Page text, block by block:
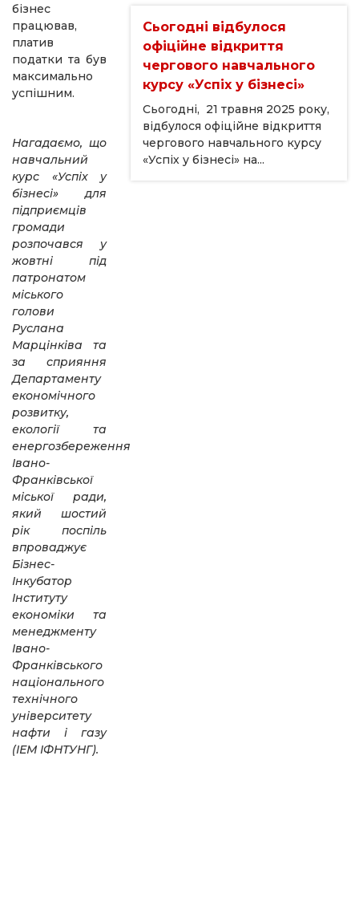
бізнес
працював,
платив
податки та був
максимально
успішним.
Нагадаємо, що
навчальний
курс «Успіх у
бізнесі» для
підприємців
громади
розпочався у
жовтні під
патронатом
міського
голови
Руслана
Марцінківа та
за сприяння
Департаменту
економічного
розвитку,
екології та
енергозбереження
Івано-
Франківської
міської ради,
який шостий
рік поспіль
впроваджує
Бізнес-
Інкубатор
Інституту
економіки та
менеджменту
Івано-
Франківського
національного
технічного
університету
нафти і газу
(ІЕМ ІФНТУНГ).
Сьогодні відбулося
офіційне відкриття
чергового навчального
курсу «Успіх у бізнесі»
Сьогодні, 21 травня 2025 року,
відбулося офіційне відкриття
чергового навчального курсу
«Успіх у бізнесі» на...